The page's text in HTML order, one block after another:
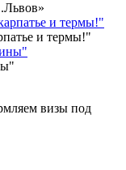
и термы!"
визы под